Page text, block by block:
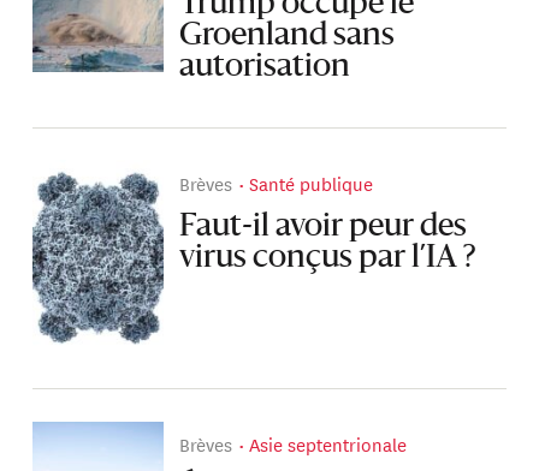
Groenland sans
autorisation
Brèves Santé publique
Faut-il avoir peur des
virus conçus par l’IA ?
Brèves Asie septentrionale